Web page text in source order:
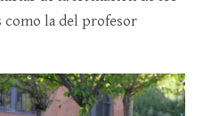
como la del profesor